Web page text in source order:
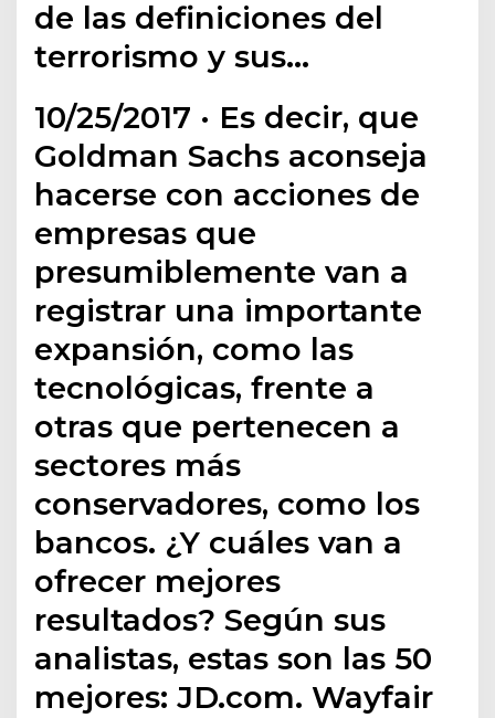
de las definiciones del
terrorismo y sus…
10/25/2017 · Es decir, que
Goldman Sachs aconseja
hacerse con acciones de
empresas que
presumiblemente van a
registrar una importante
expansión, como las
tecnológicas, frente a
otras que pertenecen a
sectores más
conservadores, como los
bancos. ¿Y cuáles van a
ofrecer mejores
resultados? Según sus
analistas, estas son las 50
mejores: JD.com. Wayfair